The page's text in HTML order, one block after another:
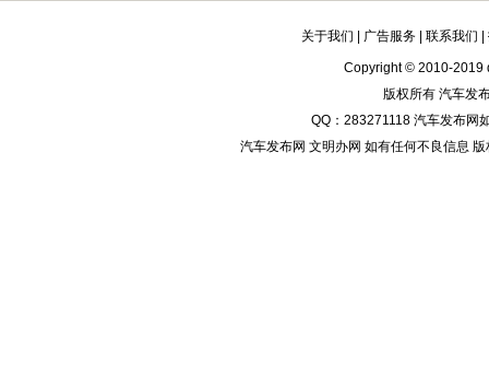
关于我们 广告服务 |联系我们 |
Copyright © 2010-2019
版权所有 汽车发
QQ： 283271118 汽车发布网
汽车发布网 文明办网 如有任何不良信息